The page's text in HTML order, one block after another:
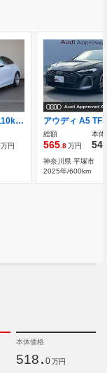
アウディ A5 TFSI 110kW テクノロジーパッケージプロ
万円
総額
565.8万円
本体
神奈川県 平塚市
2025年/600km
本体価格
518. 0 万円